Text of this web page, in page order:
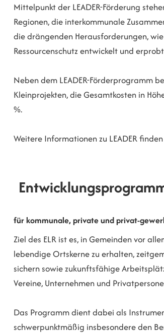
Mittelpunkt der LEADER-Förderung
Regionen, die interkommunale
die drängenden Herausforderungen,
Ressourcenschutz entwickelt und
Neben dem LEADER-Förderprogramm
Kleinprojekten, die Gesamtkosten in
%.
Weitere Informationen zu LEADER
für kommunale, private und privat-
Ziel des ELR ist es, in Gemeinden vor
lebendige Ortskerne zu erhalten,
sichern sowie zukunftsfähige
Vereine, Unternehmen und
Das Programm dient dabei als
schwerpunktmäßig insbesondere den